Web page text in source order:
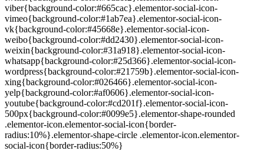
viber{background-color:#665cac}.elementor-social-icon-
vimeo{background-color:#1ab7ea}.elementor-social-icon-
vk{background-color:#45668e}.elementor-social-icon-
weibo{background-color:#dd2430}.elementor-social-icon-
weixin{background-color:#31a918}.elementor-social-icon-
whatsapp{background-color:#25d366}.elementor-social-icon-
wordpress{background-color:#21759b}.elementor-social-icon-
xing{background-color:#026466}.elementor-social-icon-
yelp{background-color:#af0606}.elementor-social-icon-
youtube{background-color:#cd201f}.elementor-social-icon-
500px{background-color:#0099e5}.elementor-shape-rounded
.elementor-icon.elementor-social-icon{border-
radius:10%}.elementor-shape-circle .elementor-icon.elementor-
social-icon{border-radius:50%}